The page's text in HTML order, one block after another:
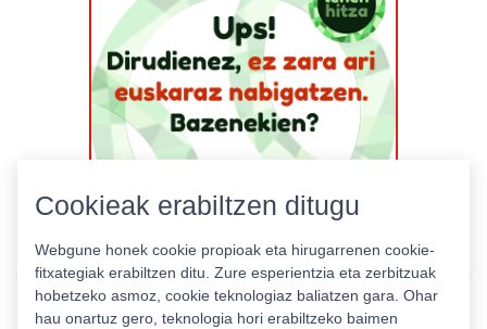
Cookieak erabiltzen ditugu
Webgune honek cookie propioak eta hirugarrenen cookie-
fitxategiak erabiltzen ditu. Zure esperientzia eta zerbitzuak
hobetzeko asmoz, cookie teknologiaz baliatzen gara. Ohar
hau onartuz gero, teknologia hori erabiltzeko baimen